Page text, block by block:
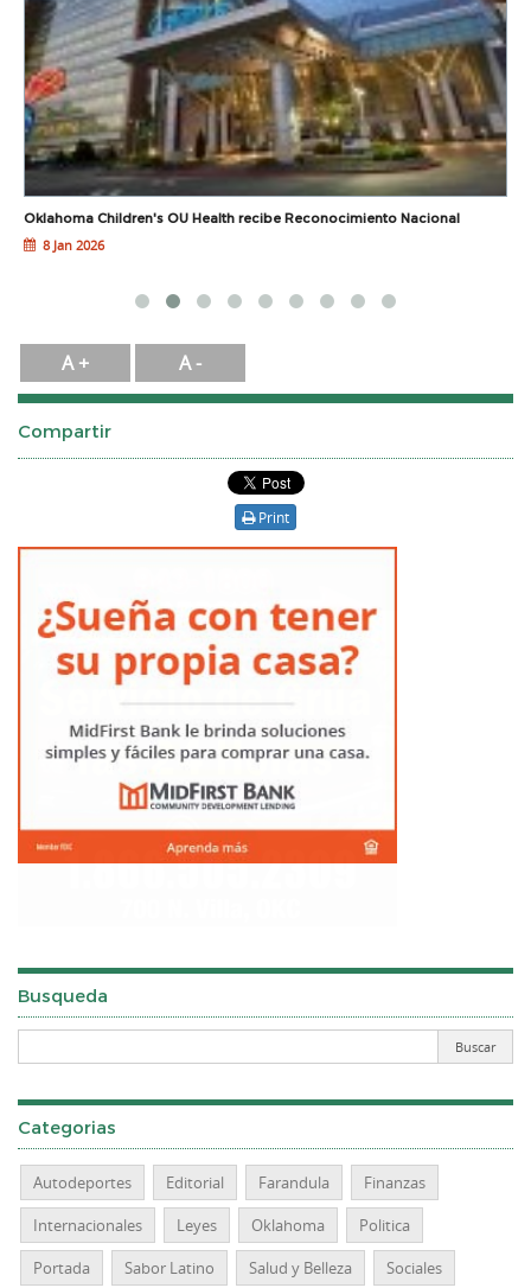
Oklahoma Children's OU Health recibe Reconocimiento Nacional
8 Jan 2026
A + A -
Compartir
Print
Busqueda
Categorias
Autodeportes Editorial Farandula
Finanzas
Internacionales
Leyes Oklahoma
Politica
Portada
Sabor Latino Salud y Belleza Sociales